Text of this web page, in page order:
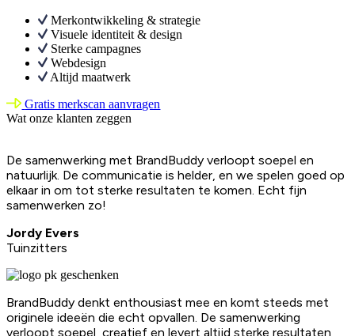
Merkontwikkeling & strategie
Visuele identiteit & design
Sterke campagnes
Webdesign
Altijd maatwerk
Gratis merkscan aanvragen
Wat onze klanten zeggen
De samenwerking met BrandBuddy verloopt soepel en
natuurlijk. De communicatie is helder, en we spelen goed op
elkaar in om tot sterke resultaten te komen. Echt fijn
samenwerken zo!
Jordy Evers
Tuinzitters
BrandBuddy denkt enthousiast mee en komt steeds met
originele ideeën die echt opvallen. De samenwerking
verloopt soepel, creatief en levert altijd sterke resultaten